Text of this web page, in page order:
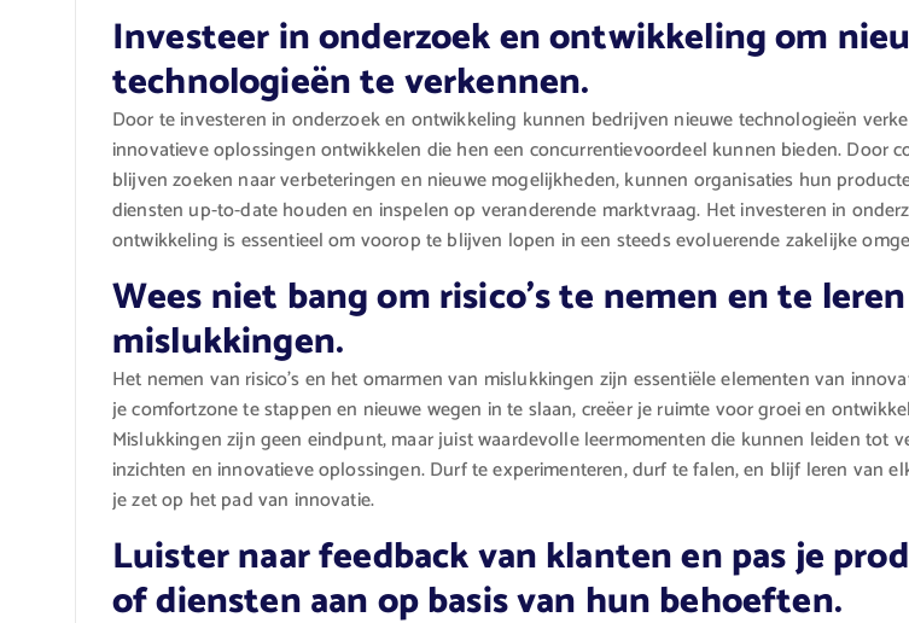
Investeer in onderzoek en ontwikkeling om
technologieën te verkennen.
Door te investeren in onderzoek en ontwikkeling kunnen bedrijven nieuwe technologieën
innovatieve oplossingen ontwikkelen die hen een concurrentievoordeel kunnen bieden. Door
blijven zoeken naar verbeteringen en nieuwe mogelijkheden, kunnen organisaties hun
diensten up-to-date houden en inspelen op veranderende marktvraag. Het investeren in
ontwikkeling is essentieel om voorop te blijven lopen in een steeds evoluerende zakelijke
Wees niet bang om risico’s te nemen en te
mislukkingen.
Het nemen van risico’s en het omarmen van mislukkingen zijn essentiële elementen van
je comfortzone te stappen en nieuwe wegen in te slaan, creëer je ruimte voor groei en
Mislukkingen zijn geen eindpunt, maar juist waardevolle leermomenten die kunnen leiden tot
inzichten en innovatieve oplossingen. Durf te experimenteren, durf te falen, en blijf leren van
je zet op het pad van innovatie.
Luister naar feedback van klanten en pas je
of diensten aan op basis van hun behoeften.